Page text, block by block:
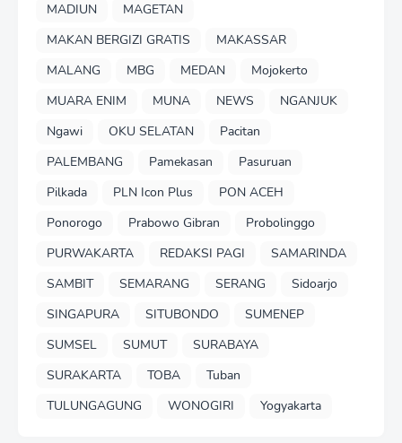
MADIUN
MAGETAN
MAKAN BERGIZI GRATIS
MAKASSAR
MALANG
MBG MEDAN
Mojokerto
MUARA ENIM
MUNA NEWS
NGANJUK
Ngawi
OKU SELATAN
Pacitan
PALEMBANG
Pamekasan
Pasuruan
Pilkada
PLN Icon Plus
PON ACEH
Ponorogo
Prabowo Gibran
Probolinggo
PURWAKARTA
REDAKSI PAGI
SAMARINDA
SAMBIT
SEMARANG SERANG
Sidoarjo
SINGAPURA
SITUBONDO
SUMENEP
SUMSEL
SUMUT
SURABAYA
SURAKARTA
TOBA
Tuban
TULUNGAGUNG
WONOGIRI Yogyakarta